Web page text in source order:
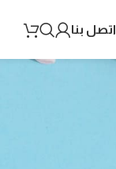
اتصل بنا